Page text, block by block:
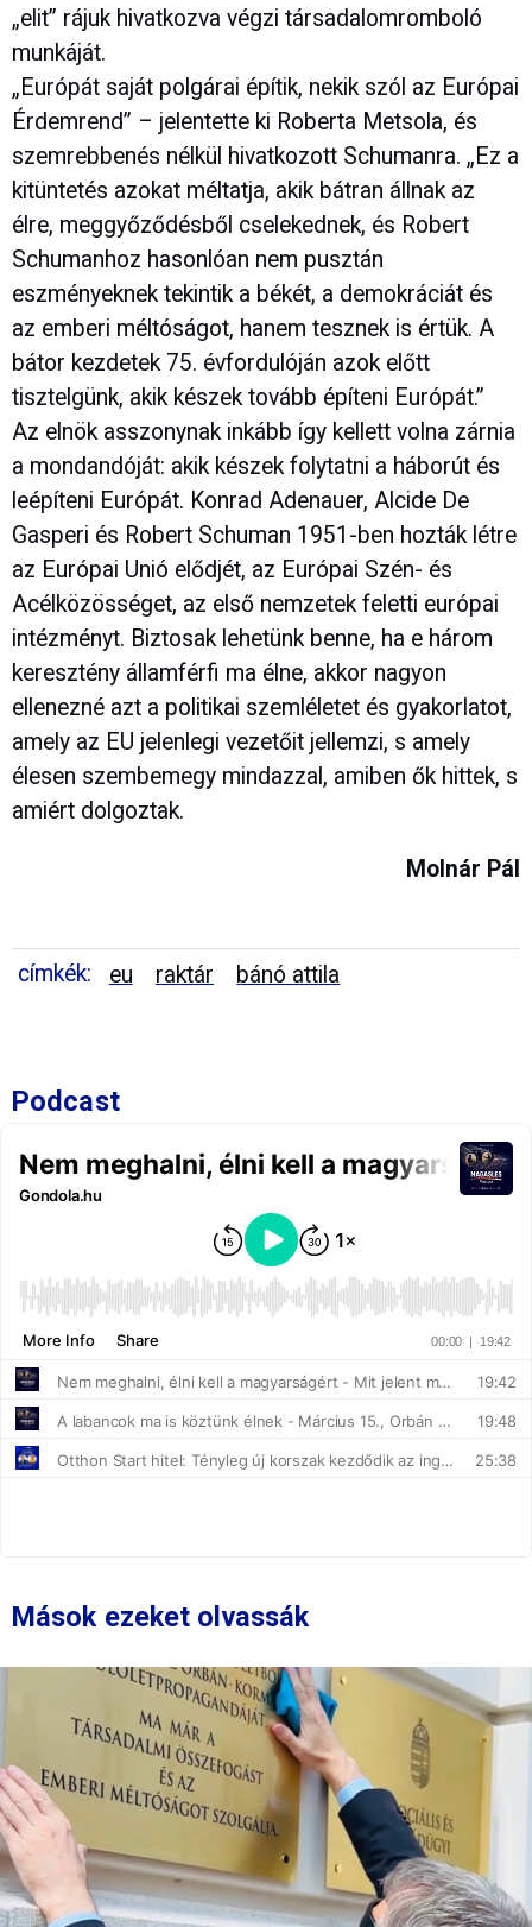
„elit” rájuk hivatkozva végzi társadalomromboló
munkáját.
„Európát saját polgárai építik, nekik szól az Európai
Érdemrend” – jelentette ki Roberta Metsola, és
szemrebbenés nélkül hivatkozott Schumanra. „Ez a
kitüntetés azokat méltatja, akik bátran állnak az
élre, meggyőződésből cselekednek, és Robert
Schumanhoz hasonlóan nem pusztán
eszményeknek tekintik a békét, a demokráciát és
az emberi méltóságot, hanem tesznek is értük. A
bátor kezdetek 75. évfordulóján azok előtt
tisztelgünk, akik készek tovább építeni Európát.”
Az elnök asszonynak inkább így kellett volna zárnia
a mondandóját: akik készek folytatni a háborút és
leépíteni Európát. Konrad Adenauer, Alcide De
Gasperi és Robert Schuman 1951-ben hozták létre
az Európai Unió elődjét, az Európai Szén- és
Acélközösséget, az első nemzetek feletti európai
intézményt. Biztosak lehetünk benne, ha e három
keresztény államférfi ma élne, akkor nagyon
ellenezné azt a politikai szemléletet és gyakorlatot,
amely az EU jelenlegi vezetőit jellemzi, s amely
élesen szembemegy mindazzal, amiben ők hittek, s
amiért dolgoztak.
Molnár Pál
címkék: eu raktár bánó attila
Podcast
Mások ezeket olvassák